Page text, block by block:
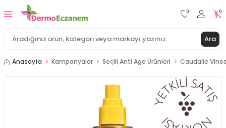
Ara
0 0
Anasayfa Kampanyalar Seçili Anti Age Ürünleri Caudalie